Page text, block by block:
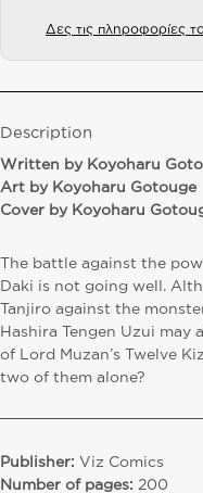
Δες τις πληροφορίες
Description
Written by Koyoharu
Art by Koyoharu Gotouge
Cover by Koyoharu
The battle against the
Daki is not going well.
Tanjiro against the
Hashira Tengen Uzui may
of Lord Muzan’s Twelve
two of them alone?
Publisher: Viz Comics
Number of pages: 200